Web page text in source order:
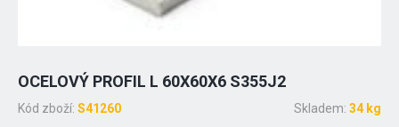
OCELOVÝ PROFIL L 60X60X6 S355J2
Kód zboží: S41260 Skladem: 34 kg